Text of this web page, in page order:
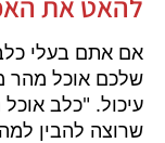
אם אתם בעלי
שלכם אוכל מהר
עיכול. "כלב
שרוצה להבין